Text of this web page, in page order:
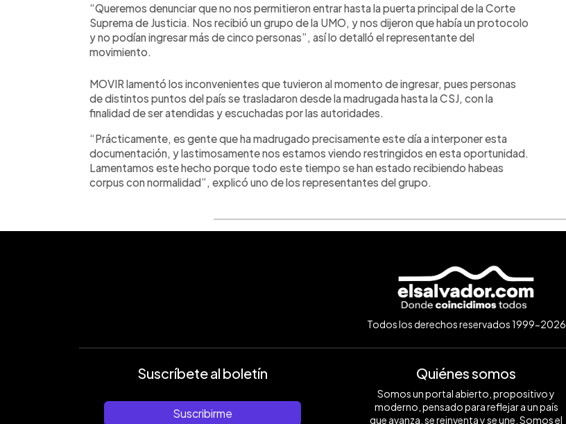
“Queremos denunciar que no nos permitieron entrar hasta la puerta principal de la Corte
Suprema de Justicia. Nos recibió un grupo de la UMO, y nos dijeron que había un protocolo
y no podían ingresar más de cinco personas”, así lo detalló el representante del
movimiento.
MOVIR lamentó los inconvenientes que tuvieron al momento de ingresar, pues personas
de distintos puntos del país se trasladaron desde la madrugada hasta la CSJ, con la
finalidad de ser atendidas y escuchadas por las autoridades.
“Prácticamente, es gente que ha madrugado precisamente este día a interponer esta
documentación, y lastimosamente nos estamos viendo restringidos en esta oportunidad.
Lamentamos este hecho porque todo este tiempo se han estado recibiendo habeas
corpus con normalidad”, explicó uno de los representantes del grupo.
Todos los derechos reservados 1999-2026
Suscríbete al boletín
Suscribirme
Quiénes somos
Somos un portal abierto, propositivo y
moderno, pensado para reflejar a un país
que avanza, se reinventa y se une. Somos el